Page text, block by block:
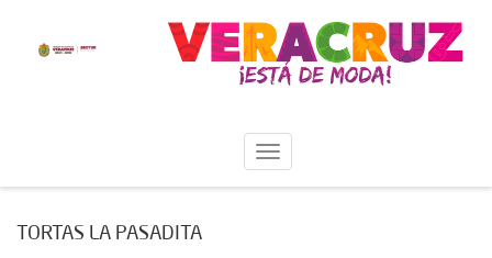
TORTAS LA PASADITA